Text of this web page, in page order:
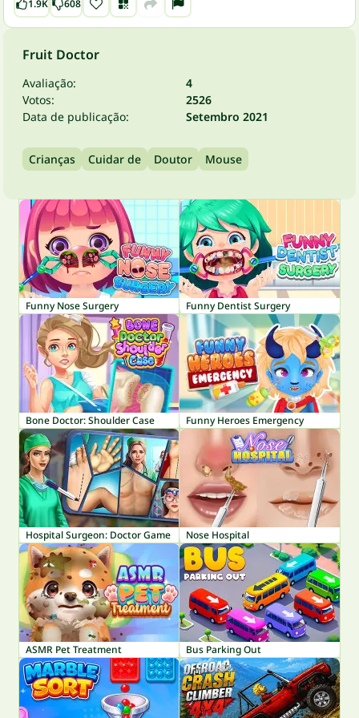
1.9K 608
Fruit Doctor
Avaliação:
4
Votos:
2526
Data de publicação:
Setembro 2021
Crianças Cuidar de Doutor Mouse
Funny Nose Surgery Funny Dentist Surgery
Bone Doctor: Shoulder Case Funny Heroes Emergency
Hospital Surgeon: Doctor Game Nose Hospital
ASMR Pet Treatment Bus Parking Out